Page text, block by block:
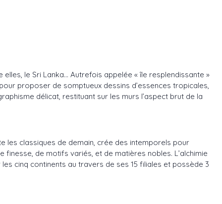
le Sri Lanka... Autrefois appelée « île resplendissante »
proposer de somptueux dessins d’essences tropicales,
délicat, restituant sur les murs l’aspect brut de la
les classiques de demain, crée des intemporels pour
de motifs variés, et de matières nobles. L’alchimie
cinq continents au travers de ses 15 filiales et possède 3